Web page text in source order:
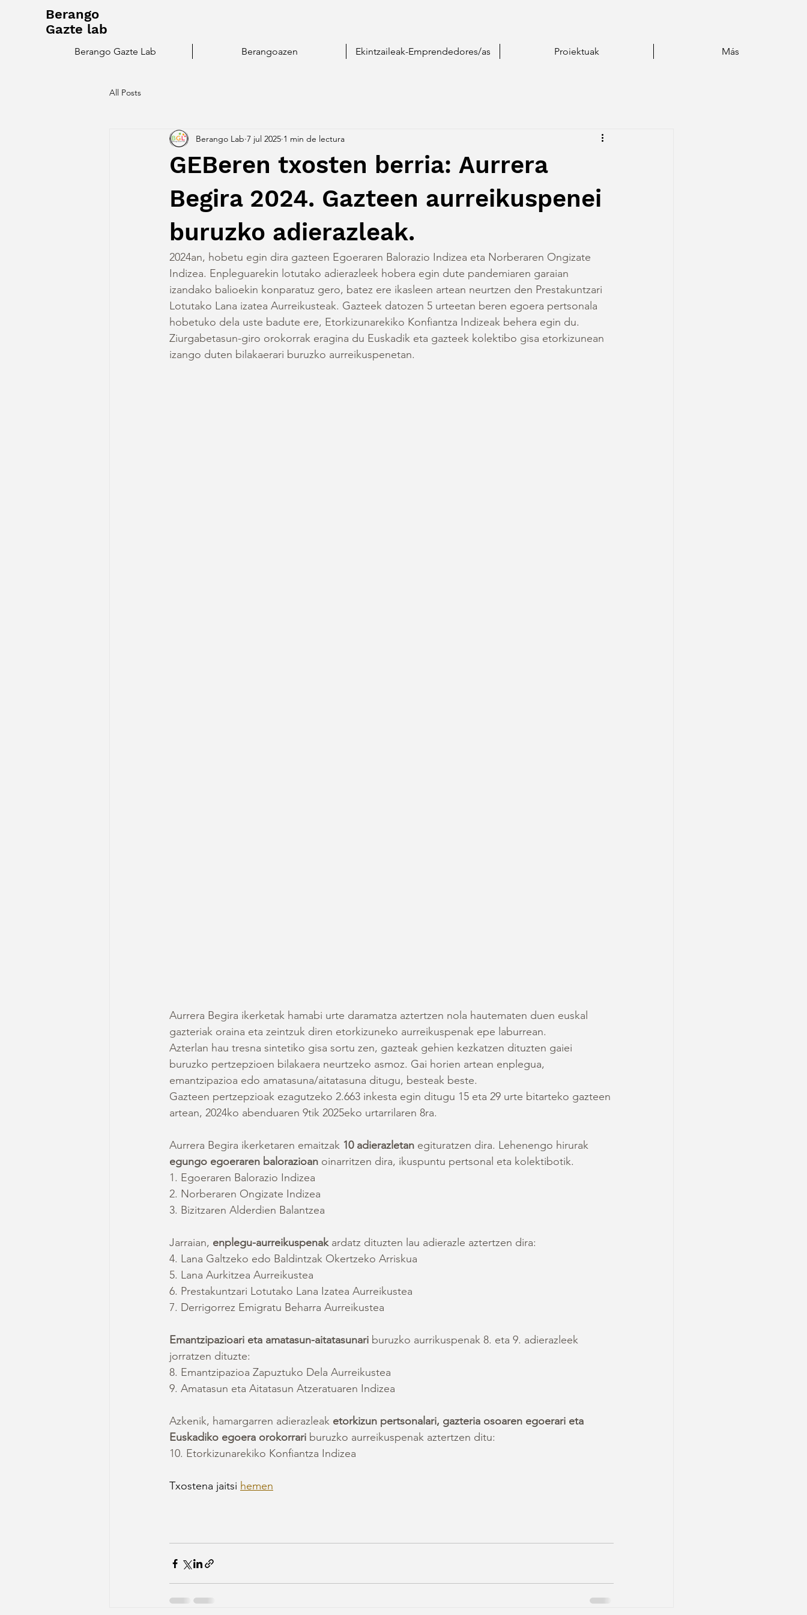
Berango
Gazte lab
Berango Gazte Lab Berangoazen Ekintzaileak-Emprendedores/as Proiektuak Más
All Posts
GEBeren txosten berria: Aurrera
Begira 2024. Gazteen aurreikuspenei
buruzko adierazleak.
Berango Lab 7 jul 2025 1 min de lectura
2024an, hobetu egin dira gazteen Egoeraren Balorazio Indizea eta Norberaren Ongizate
Indizea. Enpleguarekin lotutako adierazleek hobera egin dute pandemiaren garaian
izandako balioekin konparatuz gero, batez ere ikasleen artean neurtzen den Prestakuntzari
Lotutako Lana izatea Aurreikusteak. Gazteek datozen 5 urteetan beren egoera pertsonala
hobetuko dela uste badute ere, Etorkizunarekiko Konfiantza Indizeak behera egin du.
Ziurgabetasun-giro orokorrak eragina du Euskadik eta gazteek kolektibo gisa etorkizunean
izango duten bilakaerari buruzko aurreikuspenetan.
Aurrera Begira ikerketak hamabi urte daramatza aztertzen nola hautematen duen euskal
gazteriak oraina eta zeintzuk diren etorkizuneko aurreikuspenak epe laburrean.
Azterlan hau tresna sintetiko gisa sortu zen, gazteak gehien kezkatzen dituzten gaiei
buruzko pertzepzioen bilakaera neurtzeko asmoz. Gai horien artean enplegua,
emantzipazioa edo amatasuna/aitatasuna ditugu, besteak beste.
Gazteen pertzepzioak ezagutzeko 2.663 inkesta egin ditugu 15 eta 29 urte bitarteko gazteen
artean, 2024ko abenduaren 9tik 2025eko urtarrilaren 8ra.
Aurrera Begira ikerketaren emaitzak 10 adierazletan egituratzen dira. Lehenengo hirurak
egungo egoeraren balorazioan oinarritzen dira, ikuspuntu pertsonal eta kolektibotik.
1. Egoeraren Balorazio Indizea
2. Norberaren Ongizate Indizea
3. Bizitzaren Alderdien Balantzea
Jarraian, enplegu-aurreikuspenak ardatz dituzten lau adierazle aztertzen dira:
4. Lana Galtzeko edo Baldintzak Okertzeko Arriskua
5. Lana Aurkitzea Aurreikustea
6. Prestakuntzari Lotutako Lana Izatea Aurreikustea
7. Derrigorrez Emigratu Beharra Aurreikustea
Emantzipazioari eta amatasun-aitatasunari buruzko aurrikuspenak 8. eta 9. adierazleek
jorratzen dituzte:
8. Emantzipazioa Zapuztuko Dela Aurreikustea
9. Amatasun eta Aitatasun Atzeratuaren Indizea
Azkenik, hamargarren adierazleak etorkizun pertsonalari, gazteria osoaren egoerari eta
Euskadiko egoera orokorrari buruzko aurreikuspenak aztertzen ditu:
10. Etorkizunarekiko Konfiantza Indizea
Txostena jaitsi hemen